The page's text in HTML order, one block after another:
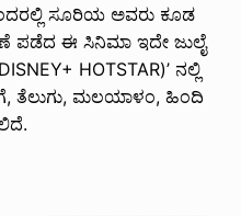
ಸೂರಿಯ ಅವರು ಕೂಡ
ಪಡೆದ ಈ ಸಿನಿಮಾ ಇದೇ ಜುಲೈ
HOTSTAR)’ ನಲ್ಲಿ
ತೆಲುಗು, ಮಲಯಾಳಂ, ಹಿಂದಿ